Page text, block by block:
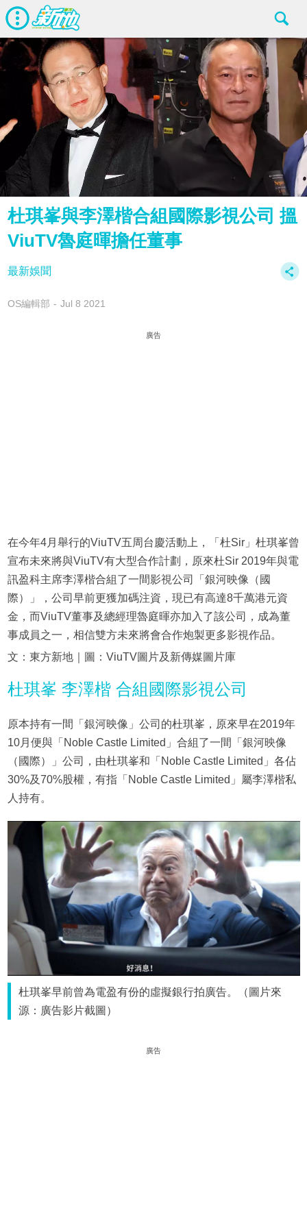
杜琪峯與李澤楷合組國際影視公司 搵
ViuTV魯庭暉擔任董事
最新娛聞
OS編輯部 Jul 8 2021
廣告
在今年4月舉行的ViuTV五周台慶活動上，「杜Sir」杜琪峯曾
宣布未來將與ViuTV有大型合作計劃，原來杜Sir 2019年與電
訊盈科主席李澤楷合組了一間影視公司「銀河映像（國
際）」，公司早前更獲加碼注資，現已有高達8千萬港元資
金，而ViuTV董事及總經理魯庭暉亦加入了該公司，成為董
事成員之一，相信雙方未來將會合作炮製更多影視作品。
文：東方新地｜圖：ViuTV圖片及新傳媒圖片庫
杜琪峯 李澤楷 合組國際影視公司
原本持有一間「銀河映像」公司的杜琪峯，原來早在2019年
10月便與「Noble Castle Limited」合組了一間「銀河映像
（國際）」公司，由杜琪峯和「Noble Castle Limited」各佔
30%及70%股權，有指「Noble Castle Limited」屬李澤楷私
人持有。
杜琪峯早前曾為電盈有份的虛擬銀行拍廣告。（圖片來
源：廣告影片截圖）
廣告